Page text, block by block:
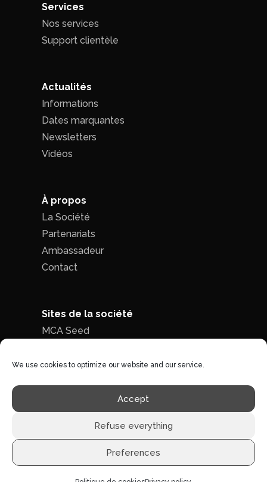
We use cookies to optimize our website and our service.
Accept
Refuse everything
Preferences
Services
Nos services
Support clientèle
Actualités
Informations
Dates marquantes
Newsletters
Vidéos
À propos
La Société
Partenariats
Ambassadeur
Contact
Sites de la société
MCA Seed
Politique de confidentialité|Conditions
générales de ventes
©1996 - 2026 MCA-concept -